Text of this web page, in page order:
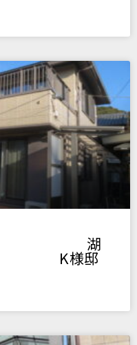
工 湖
K様邸